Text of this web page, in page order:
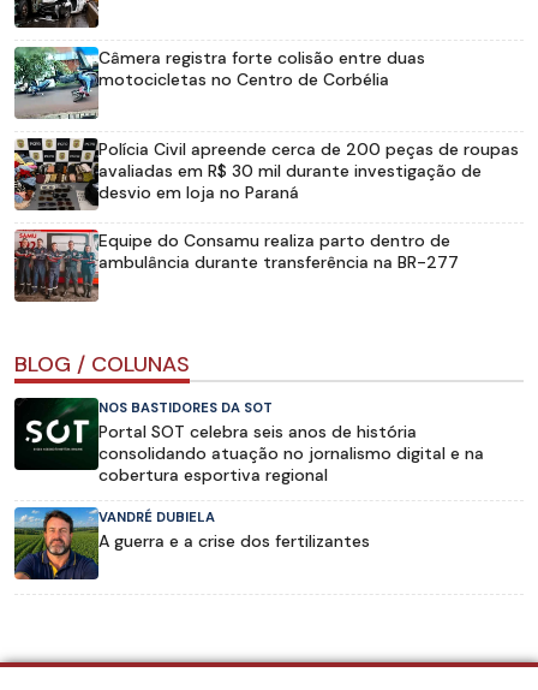
Câmera registra forte colisão entre duas
motocicletas no Centro de Corbélia
Polícia Civil apreende cerca de 200 peças de roupas
avaliadas em R$ 30 mil durante investigação de
desvio em loja no Paraná
Equipe do Consamu realiza parto dentro de
ambulância durante transferência na BR-277
BLOG / COLUNAS
NOS BASTIDORES DA SOT
Portal SOT celebra seis anos de história
consolidando atuação no jornalismo digital e na
cobertura esportiva regional
VANDRÉ DUBIELA
A guerra e a crise dos fertilizantes